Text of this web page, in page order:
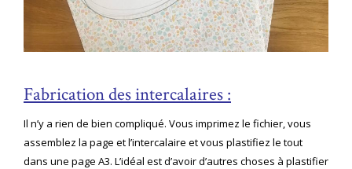
Fabrication des intercalaires :
Il n’y a rien de bien compliqué. Vous imprimez le fichier, vous
assemblez la page et l’intercalaire et vous plastifiez le tout
dans une page A3. L’idéal est d’avoir d’autres choses à plastifier